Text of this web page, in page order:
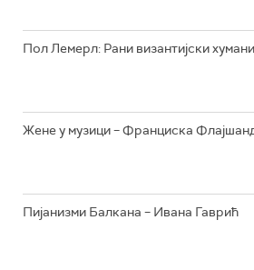
РАДИО
Пол Лемерл: Рани византијски
Жене у музици – Франциска
Пијанизми Балкана – Ивана Гаврић